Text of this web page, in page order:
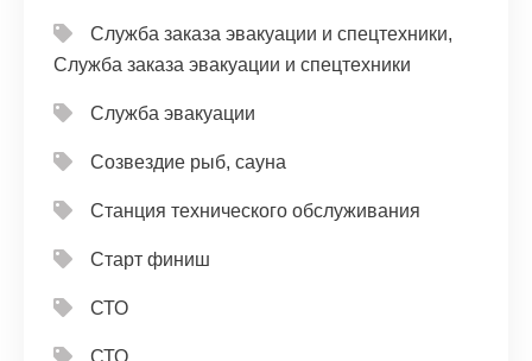
Служба заказа эвакуации и спецтехники,
Служба заказа эвакуации и спецтехники
Служба эвакуации
Созвездие рыб, сауна
Станция технического обслуживания
Старт финиш
СТО
СТО